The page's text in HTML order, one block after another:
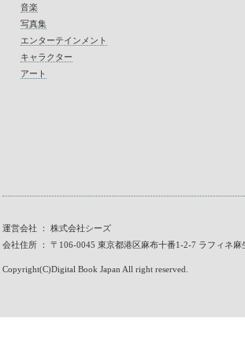
音楽
写真集
エンターテインメント
キャラクター
アート
運営会社 ： 株式会社シーズ
会社住所 ： 〒106-0045 東京都港区麻布十番1-2-7 ラフィネ麻
Copyright(C)Digital Book Japan All right reserved.